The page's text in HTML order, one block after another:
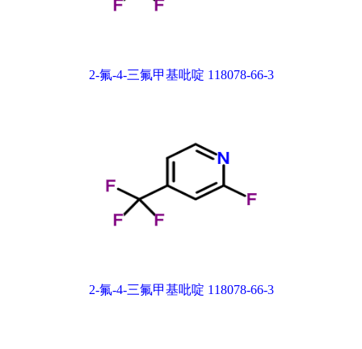
2-氟-4-三氟甲基吡啶 118078-66-3
2-氟-4-三氟甲基吡啶 118078-66-3